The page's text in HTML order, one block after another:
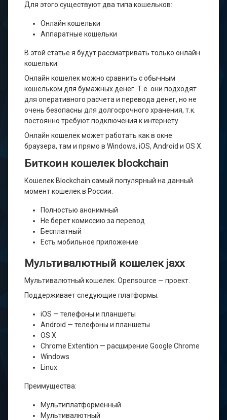
Для этого существуют два типа кошельков:
Онлайн кошельки
Аппаратные кошельки
В этой статье я будут рассматривать только онлайн
кошельки.
Онлайн кошелек можно сравнить с обычным
кошельком для бумажных денег. Т.е. они подходят
для оперативного расчета и перевода денег, но не
очень безопасны для долгосрочного хранения, т.к.
постоянно требуют подключения к интернету.
Онлайн кошелек может работать как в окне
браузера, там и прямо в Windows, iOS, Android и OS X.
Биткоин кошелек blockchain
Кошелек Blockchain самый популярный на данный
момент кошелек в России.
Полностью анонимный
Не берет комиссию за перевод
Бесплатный
Есть мобильное приложение
Мультивалютный кошелек jaxx
Мультивалютный кошелек. Opensource — проект.
Поддерживает следующие платформы:
iOS — телефоны и планшеты
Android — телефоны и планшеты
OS X
Chrome Extention — расширение Google Chrome
Windows
Linux
Преимущества:
Мультиплатформенный
Мультивалютный